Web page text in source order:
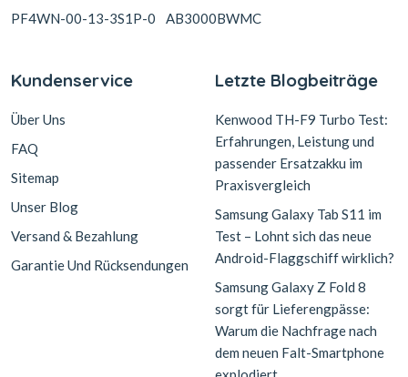
PF4WN-00-13-3S1P-0
AB3000BWMC
Kundenservice
Über Uns
FAQ
Sitemap
Unser Blog
Versand & Bezahlung
Garantie Und Rücksendungen
Letzte Blogbeiträge
Kenwood TH-F9 Turbo Test:
Erfahrungen, Leistung und
passender Ersatzakku im
Praxisvergleich
Samsung Galaxy Tab S11 im
Test – Lohnt sich das neue
Android-Flaggschiff wirklich?
Samsung Galaxy Z Fold 8
sorgt für Lieferengpässe:
Warum die Nachfrage nach
dem neuen Falt-Smartphone